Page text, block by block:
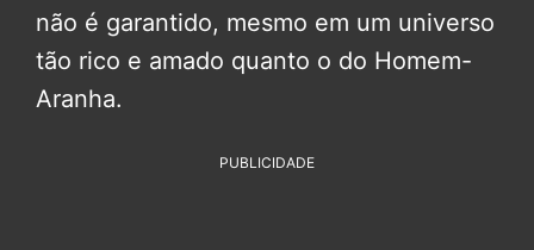
não é garantido, mesmo em um universo
tão rico e amado quanto o do Homem-
Aranha.
PUBLICIDADE